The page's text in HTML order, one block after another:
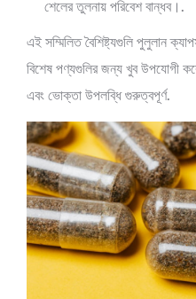
শেলের তুলনায় পরিবেশ বান্ধব।.
এই সম্মিলিত বৈশিষ্ট্যগুলি পুলুলান
বিশেষ পণ্যগুলির জন্য খুব উপযোগী
এবং ভোক্তা উপলব্ধি গুরুত্বপূর্ণ.